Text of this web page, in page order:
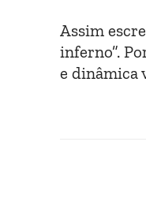
Assim
inferno”.
e dinâmica